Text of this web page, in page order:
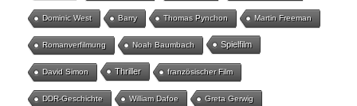
Dominic West Barry Thomas Pynchon Martin Freeman
Romanverfilmung Noah Baumbach Spielfilm
David Simon Thriller französischer Film
DDR-Geschichte William Dafoe Greta Gerwig